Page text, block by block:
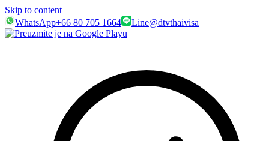
Skip to content
WhatsApp+66 80 705 1664 Line@dtvthaivisa